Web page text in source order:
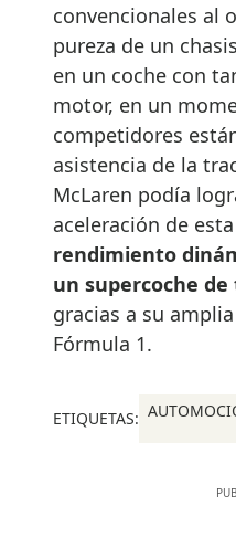
convencionales al
pureza de un
en un coche con
motor, en un
competidores
asistencia de la
McLaren podía
aceleración de
rendimiento
un supercoche
gracias a su
Fórmula 1.
ETIQUETAS: